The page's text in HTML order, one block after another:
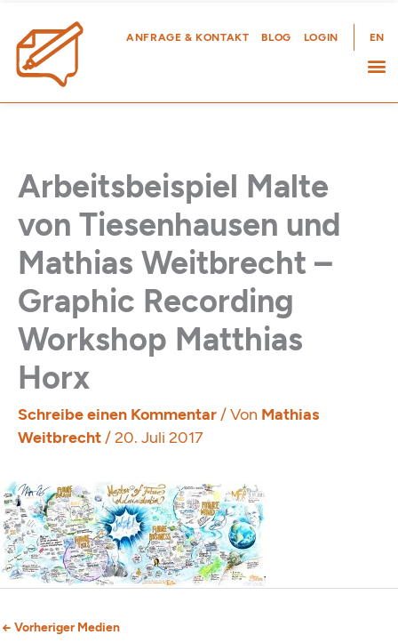
Inhalt
springen
ANFRAGE & KONTAKT BLOG LOGIN EN
Arbeitsbeispiel Malte
von Tiesenhausen und
Mathias Weitbrecht –
Graphic Recording
Workshop Matthias
Horx
Schreibe einen Kommentar/ Von Mathias
Weitbrecht/20. Juli 2017
← Vorheriger Medien